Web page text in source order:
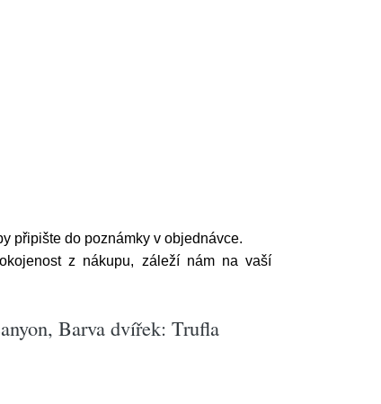
připište do poznámky v objednávce.
z nákupu, záleží nám na vaší
Barva dvířek: Trufla